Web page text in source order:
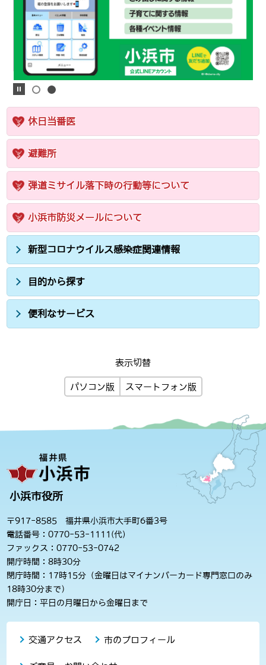
休日当番医
避難所
弾道ミサイル落下時の行動等について
小浜市防災メールについて
新型コロナウイルス感染症関連情報
目的から探す
便利なサービス
表示切替
パソコン版 スマートフォン版
小浜市役所
〒917-8585 福井県小浜市大手町6番3号
電話番号：0770-53-1111(代)
ファックス：0770-53-0742
開庁時間：8時30分
閉庁時間：17時15分（金曜日はマイナンバーカード専門窓口のみ
18時30分まで）
開庁日：平日の月曜日から金曜日まで
交通アクセス 市のプロフィール